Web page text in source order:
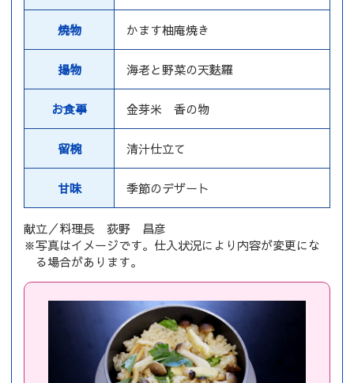
焼物 かます柚庵焼き
揚物 海老と野菜の天麩羅
お食事 金芽米 香の物
留椀 清汁仕立て
甘味 季節のデザート
献立／料理長 荻野 昌彦
※写真はイメージです。仕入状況により内容が変更にな
る場合があります。